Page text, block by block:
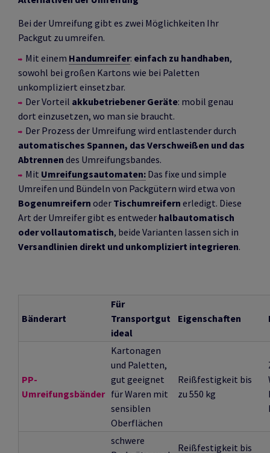
Bei der Umreifung gibt es zwei Möglichkeiten Ihr
Packgut zu umreifen.
Mit einem Handumreifer: einfach zu handhaben,
sowohl bei großen Kartons wie bei Paletten
unkompliziert einsetzbar.
Der Vorteil akkubetriebener Geräte: mobil genau
dort einzusetzen, wo man sie braucht.
Der Prozess der Umreifung wird entlastender durch
automatisches Spannen, das Verschweißen und das
Abtrennen des Umreifungsbandes.
Mit Umreifungsautomaten: Das fixe und simple
Umreifen und Bündeln von Packgütern wird etwa von
Bogenumreifern oder Tischumreifern erledigt. Diese
Art der Umreifer gibt es entweder halbautomatisch
oder vollautomatisch, beide Varianten lassen sich in
Versandlinien direkt und unkompliziert integrieren.
Bänderart
Für
Transportgut
ideal
Eigenschaften
PP-
Umreifungsbänder
Kartonagen
und Paletten,
gut geeignet
für Waren mit
sensiblen
Oberflächen
Reißfestigkeit bis
zu 550 kg
schwere
Reißfestigkeit bis